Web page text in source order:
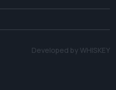
Developed by WHISKEY